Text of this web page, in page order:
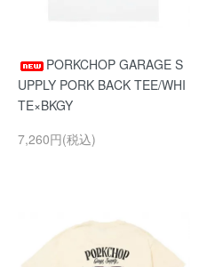
PORKCHOP GARAGE S
UPPLY PORK BACK TEE/WHI
TE×BKGY
7,260円(税込)